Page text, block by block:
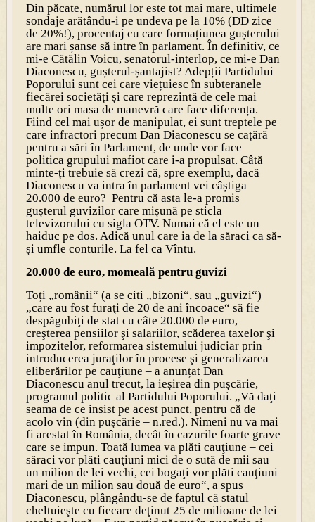
Din păcate, numărul lor este tot mai mare, ultimele
sondaje arătându-i pe undeva pe la 10% (DD zice
de 20%!), procentaj cu care formațiunea gușterului
are mari șanse să intre în parlament. În definitiv, ce
mi-e Cătălin Voicu, senatorul-interlop, ce mi-e Dan
Diaco­nescu, gușterul-șantajist? Adepții Partidului
Poporului sunt cei care viețuiesc în subteranele
fiecărei societăți și care reprezintă de cele mai
multe ori masa de manevră care face diferența.
Fiind cel mai ușor de manipulat, ei sunt treptele pe
care infractori precum Dan Diaconescu se cațără
pentru a sări în Parlament, de unde vor face
politica grupului mafiot care i-a propulsat. Câtă
minte-ți trebuie să crezi că, spre exemplu, dacă
Diaconescu va intra în parlament vei câștiga
20.000 de euro? Pentru că asta le-a promis
gușterul guvizilor care mișună pe sticla
televizorului cu sigla OTV. Numai că el este un
haiduc pe dos. Adică unul care ia de la săraci ca să-
și umfle conturile. La fel ca Vîntu.
20.000 de euro, momeală pentru guvizi
Toți „românii“ (a se citi „bizoni“, sau „guvizi“)
„care au fost furaţi de 20 de ani încoace“ să fie
despăgubiţi de stat cu câte 20.000 de euro,
creşterea pensiilor şi salariilor, scăderea taxelor şi
impozitelor, reformarea sistemului judiciar prin
introducerea juraţilor în procese şi generalizarea
eliberărilor pe cauţiune – a anunțat Dan
Diaconescu anul trecut, la ieșirea din pușcărie,
programul politic al Partidului Poporului. „Vă daţi
seama de ce insist pe acest punct, pentru că de
acolo vin (din pușcărie – n.red.). Nimeni nu va mai
fi arestat în România, decât în cazurile foarte grave
care se impun. Toată lumea va plăti cauţiune – cei
săraci vor plăti cauţiuni mici de o sută de mii sau
un milion de lei vechi, cei bogaţi vor plăti cauţiuni
mari de un milion sau două de euro“, a spus
Diaconescu, plângându-se de faptul că statul
cheltuieşte cu fiecare deţinut 25 de milioane de lei